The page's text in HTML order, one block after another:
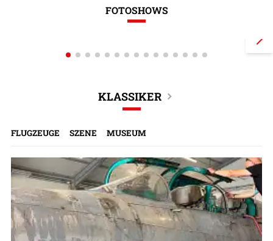
FOTOSHOWS
DHC-515-Wasserbomber macht
KLASSIKER
FLUGZEUGE SZENE MUSEUM